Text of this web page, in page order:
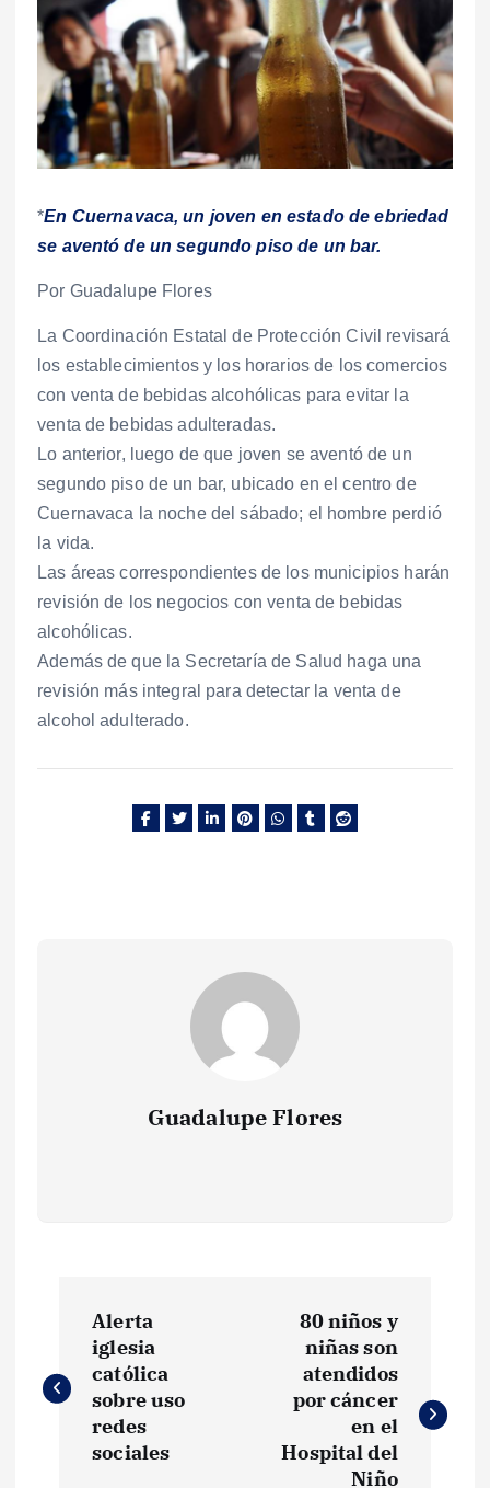
*En Cuernavaca, un joven en estado de ebriedad
se aventó de un segundo piso de un bar.
Por Guadalupe Flores
La Coordinación Estatal de Protección Civil revisará
los establecimientos y los horarios de los comercios
con venta de bebidas alcohólicas para evitar la
venta de bebidas adulteradas.
Lo anterior, luego de que joven se aventó de un
segundo piso de un bar, ubicado en el centro de
Cuernavaca la noche del sábado; el hombre perdió
la vida.
Las áreas correspondientes de los municipios harán
revisión de los negocios con venta de bebidas
alcohólicas.
Además de que la Secretaría de Salud haga una
revisión más integral para detectar la venta de
alcohol adulterado.
Guadalupe Flores
v
Alerta
iglesia
católica
sobre uso
redes
sociales
80 niños y
niñas son
atendidos
por cáncer
en el
Hospital del
Niño